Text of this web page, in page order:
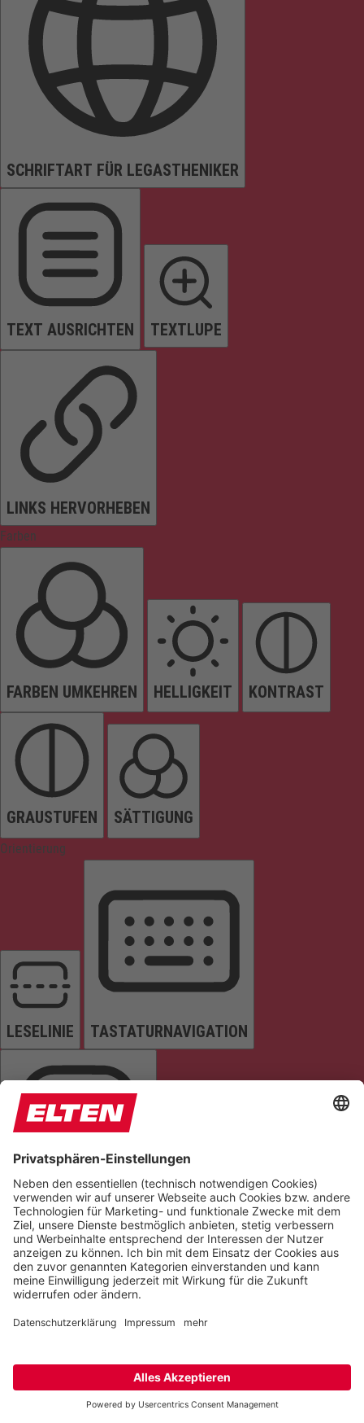
SCHRIFTART FÜR LEGASTHENIKER
TEXT AUSRICHTEN TEXTLUPE
LINKS HERVORHEBEN
Farben
FARBEN UMKEHREN HELLIGKEIT KONTRAST
GRAUSTUFEN SÄTTIGUNG
Orientierung
LESELINIE TASTATURNAVIGATION
TITEL HERVORHEBEN LESEMASKE
BILDER AUSBLENDEN ALLES HERVORHEBEN